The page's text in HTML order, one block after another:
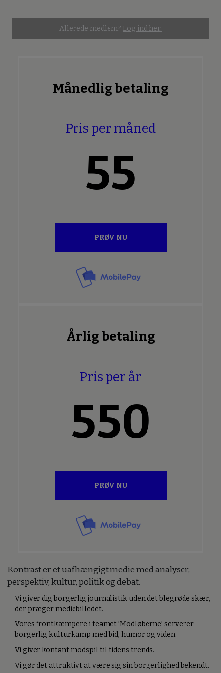
Allerede medlem? Log ind her.
Månedlig betaling
Pris per måned
55
PRØV NU
Årlig betaling
Pris per år
550
PRØV NU
Kontrast er et uafhængigt medie med analyser,
perspektiv, kultur, politik og debat.
Vi giver dig borgerlig journalistik uden det blegrøde skær,
der præger mediebilledet.
Vores frontkæmpere i teamet ’Modløberne’ serverer
borgerlig kulturkamp med bid, humor og viden.
Vi giver kontant modspil til tidens trends.
Vi gør det attraktivt at være sig sin borgerlighed bekendt.